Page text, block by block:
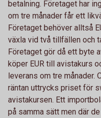
betalning. Företaget har
om tre månader får ett
Företaget behöver alltså
växla vid två tillfällen och
Företaget gör då ett byte
köper EUR till avistakurs
leverans om tre månader.
räntan uttrycks priset för
avistakursen. Ett
på samma sätt men där